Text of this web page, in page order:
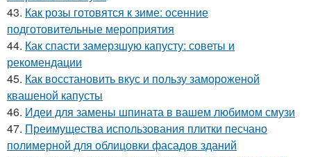
43. Как розы готовятся к зиме: осенние
подготовительные мероприятия
44. Как спасти замерзшую капусту: советы и
рекомендации
45. Как восстановить вкус и пользу замороженой
квашеной капусты
46. Идеи для замены шпината в вашем любимом смузи
47. Преимущества использования плитки песчано
полимерной для облицовки фасадов зданий